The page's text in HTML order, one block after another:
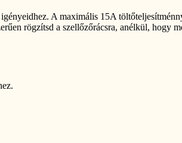
A maximális 15A
rögzítsd a szellőzőrácsra, anélkül, hogy